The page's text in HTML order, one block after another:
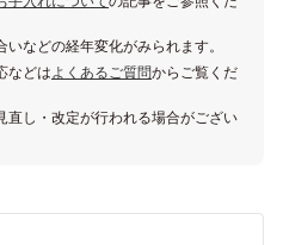
などの経年変化がみられます。
などはよくあるご質問からご覧くだ
直し・改定が行われる場合がござい